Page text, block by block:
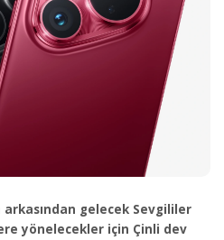
arkasından gelecek Sevgililer
yönelecekler için Çinli dev